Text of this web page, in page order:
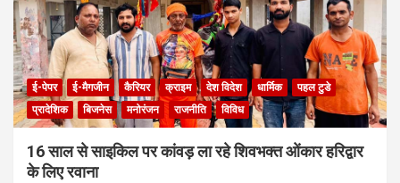
ई-पेपर ई-मैगजीन कैरियर क्राइम देश विदेश धार्मिक
पहल टुडे
प्रादेशिक
बिजनेस मनोरंजन राजनीति विविध
16 साल से साइकिल पर कांवड़ ला रहे शिवभक्त ओंकार हरिद्वार
के लिए रवाना